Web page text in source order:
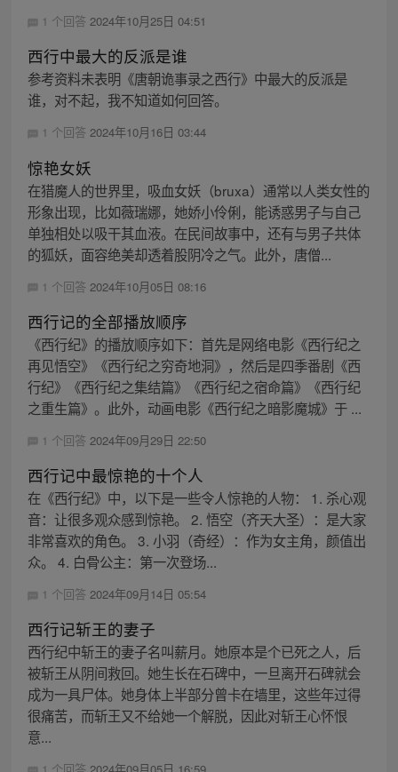
1 个回答 2024年10月25日 04:51
西行中最大的反派是谁
参考资料未表明《唐朝诡事录之西行》中最大的反派是
谁，对不起，我不知道如何回答。
1 个回答 2024年10月16日 03:44
惊艳女妖
在猎魔人的世界里，吸血女妖（bruxa）通常以人类女性的
形象出现，比如薇瑞娜，她娇小伶俐，能诱惑男子与自己
单独相处以吸干其血液。在民间故事中，还有与男子共体
的狐妖，面容绝美却透着股阴冷之气。此外，唐僧...
1 个回答 2024年10月05日 08:16
西行记的全部播放顺序
《西行纪》的播放顺序如下：首先是网络电影《西行纪之
再见悟空》《西行纪之穷奇地洞》，然后是四季番剧《西
行纪》《西行纪之集结篇》《西行纪之宿命篇》《西行纪
之重生篇》。此外，动画电影《西行纪之暗影魔城》于 ...
1 个回答 2024年09月29日 22:50
西行记中最惊艳的十个人
在《西行纪》中，以下是一些令人惊艳的人物： 1. 杀心观
音：让很多观众感到惊艳。 2. 悟空（齐天大圣）：是大家
非常喜欢的角色。 3. 小羽（奇经）：作为女主角，颜值出
众。 4. 白骨公主：第一次登场...
1 个回答 2024年09月14日 05:54
西行记斩王的妻子
西行纪中斩王的妻子名叫薪月。她原本是个已死之人，后
被斩王从阴间救回。她生长在石碑中，一旦离开石碑就会
成为一具尸体。她身体上半部分曾卡在墙里，这些年过得
很痛苦，而斩王又不给她一个解脱，因此对斩王心怀恨
意...